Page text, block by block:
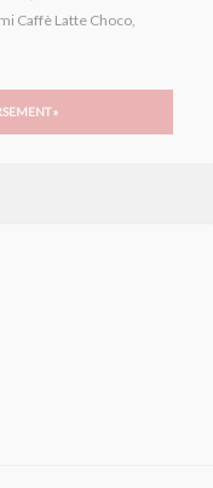
Caffè Latte Choco,
»